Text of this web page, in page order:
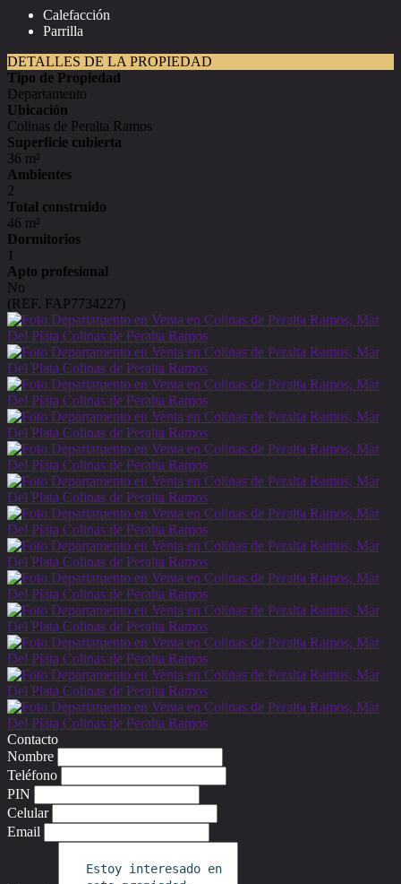
Calefacción
Parrilla
DETALLES DE LA PROPIEDAD
Tipo de Propiedad
Departamento
Ubicación
Colinas de Peralta Ramos
Superficie cubierta
36 m²
Ambientes
2
Total construido
46 m²
Dormitorios
1
Apto profesional
No
(REF. FAP7734227)
Contacto
Nombre
Teléfono
PIN
Celular
Email